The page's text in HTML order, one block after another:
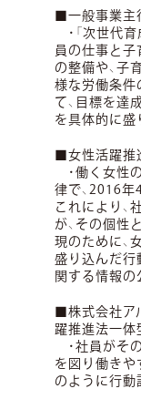
■一般事業主
・「次世代
員の仕事と
の整備や、子
様な労働条件
て、目標を達
を具体的に盛
■女性活躍推
・働く女性
律で、2016年
これにより、
が、その個性
現のために、
盛り込んだ行
関する情報の
■株式会社ア
躍推進法一体
・社員がそ
を図り働きや
のように行動